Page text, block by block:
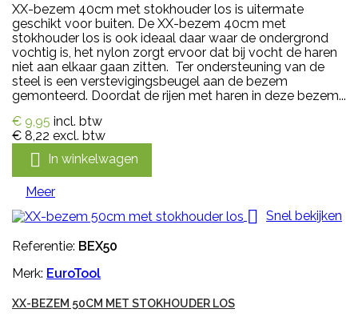
XX-bezem 40cm met stokhouder los is uitermate
geschikt voor buiten. De XX-bezem 40cm met
stokhouder los is ook ideaal daar waar de ondergrond
vochtig is, het nylon zorgt ervoor dat bij vocht de haren
niet aan elkaar gaan zitten. Ter ondersteuning van de
steel is een verstevigingsbeugel aan de bezem
gemonteerd. Doordat de rijen met haren in deze bezem...
€ 9,95 incl. btw
€ 8,22 excl. btw
 In winkelwagen
Meer
 Snel bekijken
Referentie: BEX50
Merk: EuroTool
XX-BEZEM 50CM MET STOKHOUDER LOS